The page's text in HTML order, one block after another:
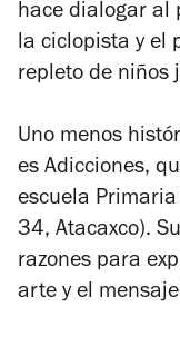
hace dialogar al
la ciclopista y el
repleto de niños
Uno menos
es Adicciones,
escuela
34, Atacaxco).
razones para
arte y el